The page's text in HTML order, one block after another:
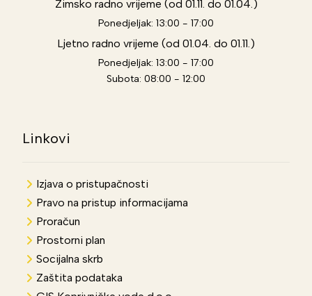
Zimsko radno vrijeme (od 01.11. do 01.04.)
Ponedjeljak: 13:00 - 17:00
Ljetno radno vrijeme (od 01.04. do 01.11.)
Ponedjeljak: 13:00 - 17:00
Subota: 08:00 - 12:00
Linkovi
Izjava o pristupačnosti
Pravo na pristup informacijama
Proračun
Prostorni plan
Socijalna skrb
Zaštita podataka